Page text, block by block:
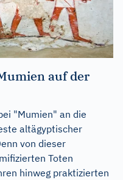
auf der
"Mumien" an die
altägyptischer
von dieser
Toten
hinweg praktizierten